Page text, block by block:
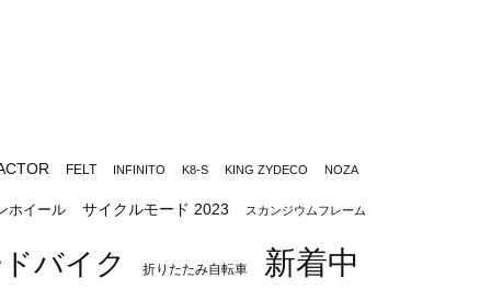
FELT INFINITO K8-S KING ZYDECO NOZA
ホイール サイクルモード 2023 スカンジウムフレーム
バイク 折りたたみ自転車 新着中